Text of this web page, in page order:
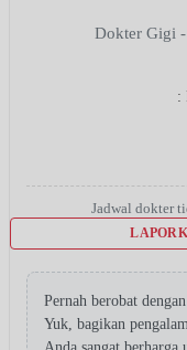
Dokter Gigi -
:
Jadwal dokter
Pernah berobat dengan
Yuk, bagikan